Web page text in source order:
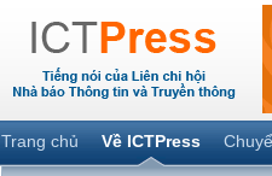
Trang chủ Về ICTPress